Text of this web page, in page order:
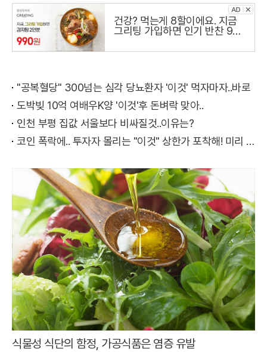
건강? 먹는게 8할이에요. 지금
그리팅 가입하면 인기 반찬 990
"공복혈당" 300넘는 심각 당뇨환자 '이것' 먹자마자..바로
도박빚 10억 여배우K양 '이것'후 돈벼락 맞아..
인천 부평 집값 서울보다 비싸질것..이유는?
코인 폭락에.. 투자자 몰리는 "이것" 상한가 포착해! 미리 투자..
식물성 식단의 함정, 가공식품은 염증 유발